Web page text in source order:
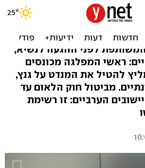
"בל"ד
על גנץ"
לפני ההגעה לנשיא,
ראשי המפלגה מכונסים
להטיל את המנדט על גנץ,
מביטול חוק הלאום עד
הערביים: זו רשימת